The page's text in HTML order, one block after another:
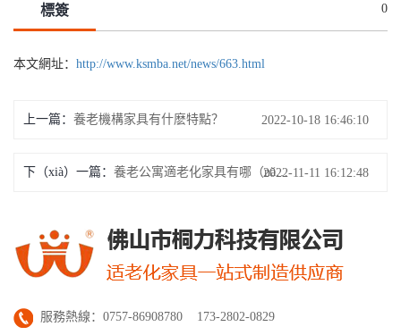
標簽 0
本文網址： http://www.ksmba.net/news/663.html
上一篇： 養老機構家具有什麽特點？ 2022-10-18 16:46:10
下（xià）一篇： 養老公寓適老化家具有哪（nǎ）些？
2022-11-11 16:12:48
服務熱線：0757-86908780 173-2802-0829